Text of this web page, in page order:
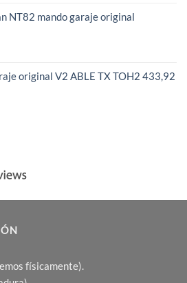
NT82 mando garaje original
original V2 ABLE TX TOH2 433,92
físicamente).